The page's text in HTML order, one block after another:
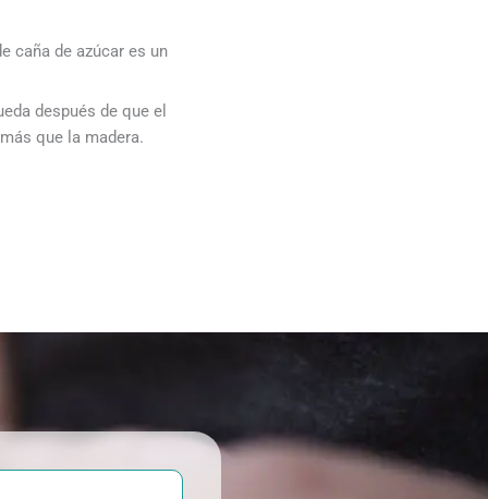
caña de azúcar es un
después de que el
que la madera.